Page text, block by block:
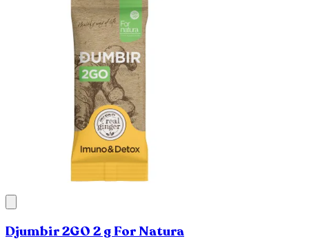
Djumbir 2GO 2 g For Natura